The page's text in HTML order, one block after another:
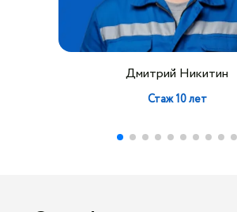
Дмитрий Никитин
Стаж 10 лет